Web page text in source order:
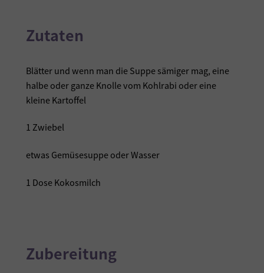
Zutaten
Blätter und wenn man die Suppe sämiger mag, eine
halbe oder ganze Knolle vom Kohlrabi oder eine
kleine Kartoffel
1 Zwiebel
etwas Gemüsesuppe oder Wasser
1 Dose Kokosmilch
Zubereitung